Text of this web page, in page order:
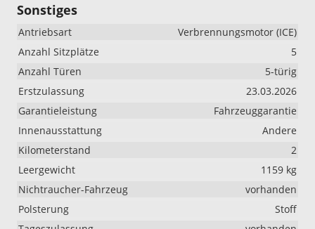
Sonstiges
Antriebsart
Verbrennungsmotor (ICE)
Anzahl Sitzplätze
5
Anzahl Türen
5-türig
Erstzulassung
23.03.2026
Garantieleistung
Fahrzeuggarantie
Innenausstattung
Andere
Kilometerstand
2
Leergewicht
1159 kg
Nichtraucher-Fahrzeug
vorhanden
Polsterung
Stoff